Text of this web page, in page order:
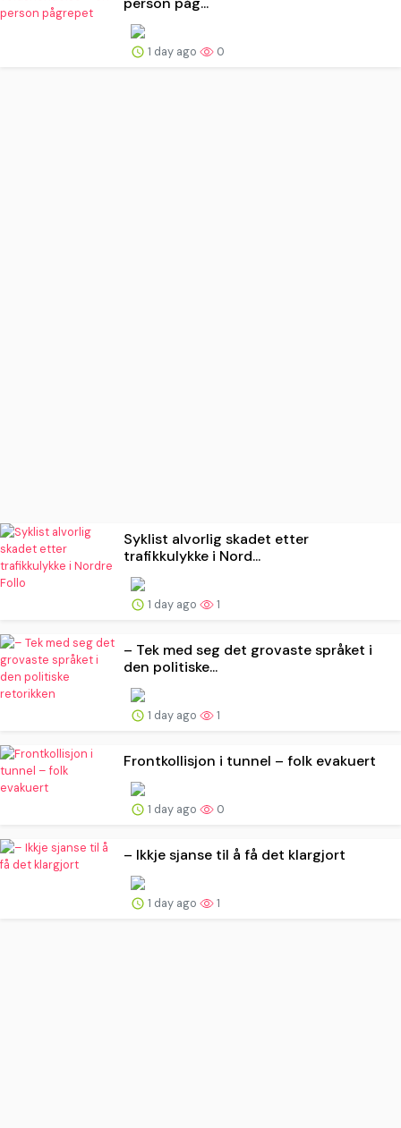
1 day ago 0
Syklist alvorlig skadet etter
trafikkulykke i Nord...
1 day ago 1
– Tek med seg det grovaste språket i
den politiske...
1 day ago 1
Frontkollisjon i tunnel – folk evakuert
1 day ago 0
– Ikkje sjanse til å få det klargjort
1 day ago 1